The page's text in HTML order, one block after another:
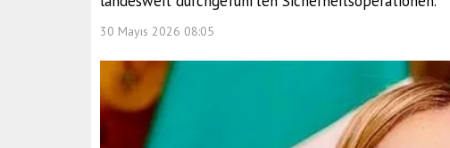
30 Mayıs 2026 08:05